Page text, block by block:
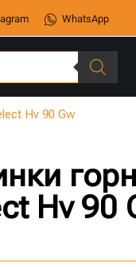
WhatsApp
Hv 90 Gw
Hv 90